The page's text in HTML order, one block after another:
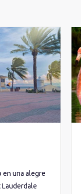
en una alegre
Lauderdale